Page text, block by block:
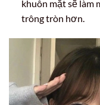
khuôn mặt sẽ làm
trông tròn hơn.